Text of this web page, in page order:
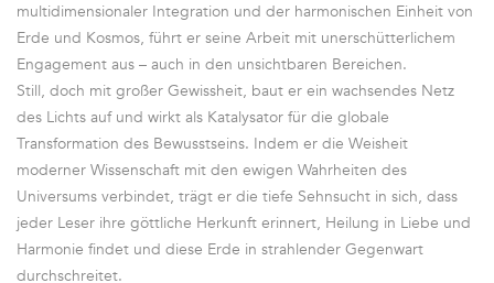
multidimensionaler Integration und der harmonischen Einheit von
Erde und Kosmos, führt er seine Arbeit mit unerschütterlichem
Engagement aus – auch in den unsichtbaren Bereichen.
Still, doch mit großer Gewissheit, baut er ein wachsendes Netz
des Lichts auf und wirkt als Katalysator für die globale
Transformation des Bewusstseins. Indem er die Weisheit
moderner Wissenschaft mit den ewigen Wahrheiten des
Universums verbindet, trägt er die tiefe Sehnsucht in sich, dass
jeder Leser ihre göttliche Herkunft erinnert, Heilung in Liebe und
Harmonie findet und diese Erde in strahlender Gegenwart
durchschreitet.